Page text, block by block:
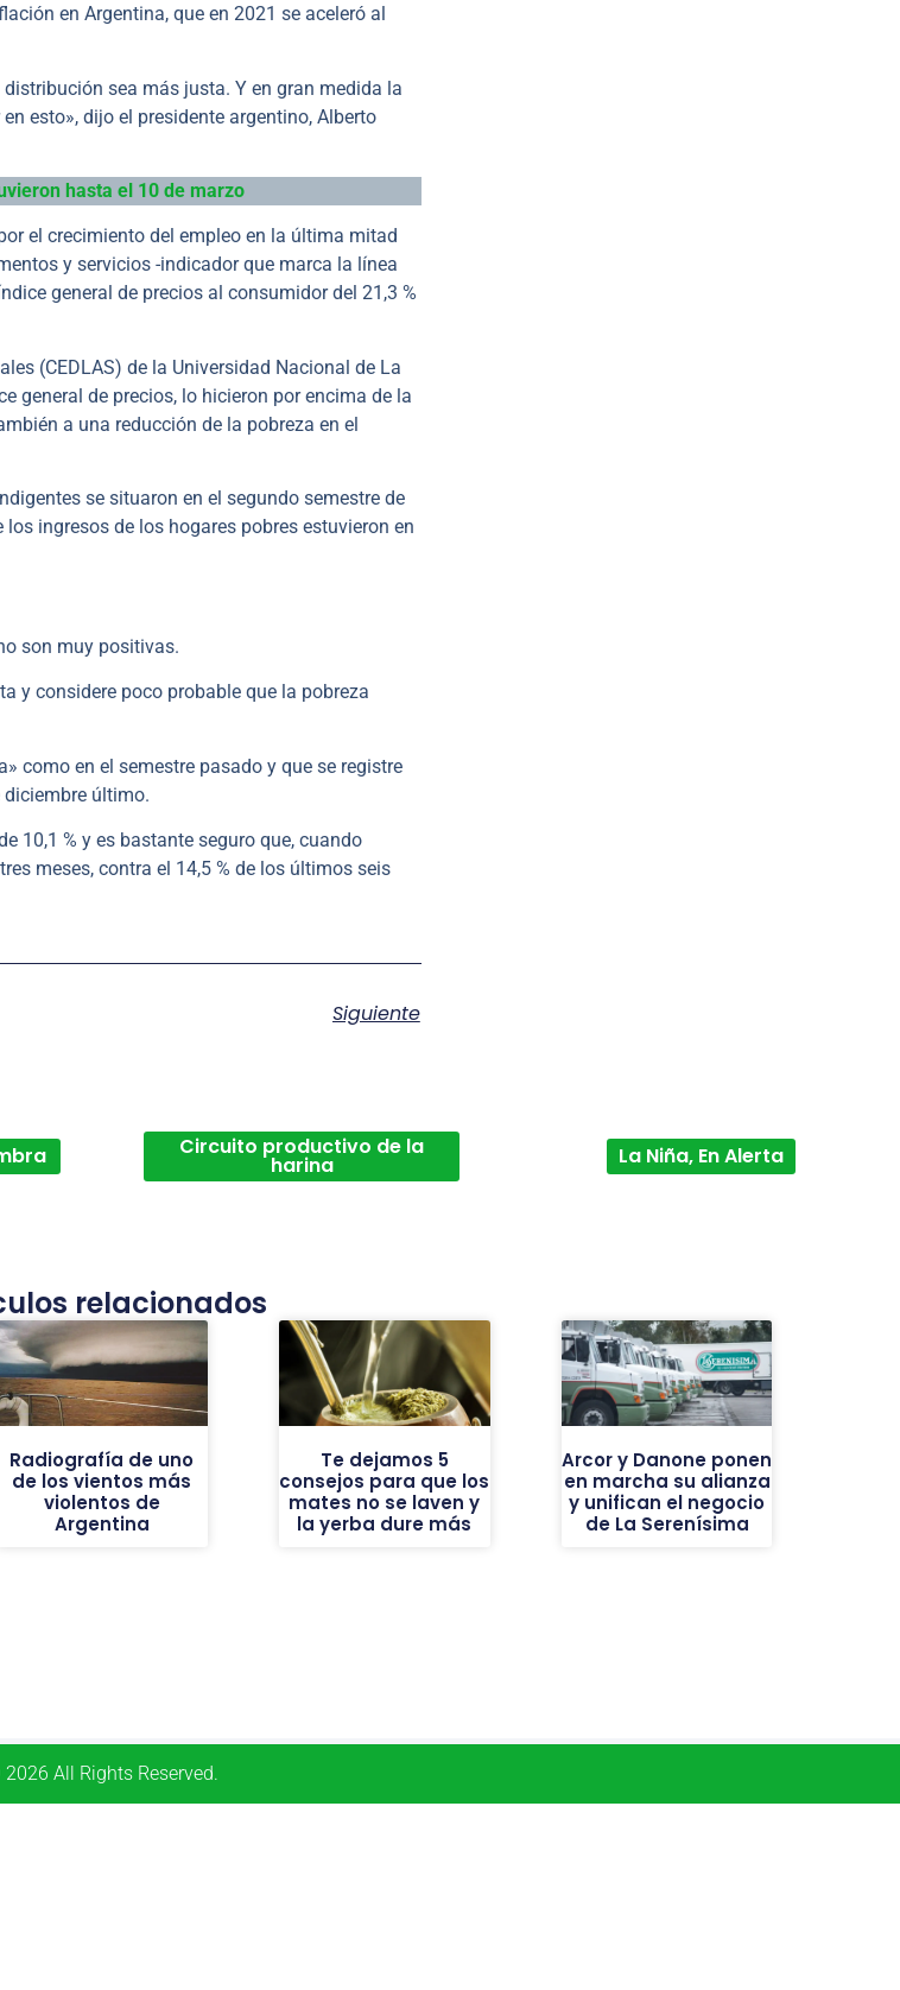
en Argentina, que en 2021 se aceleró al
sea más justa. Y en gran medida la
esto», dijo el presidente argentino, Alberto
hasta el 10 de marzo
el crecimiento del empleo en la última mitad
y servicios -indicador que marca la línea
general de precios al consumidor del 21,3 %
(CEDLAS) de la Universidad Nacional de La
general de precios, lo hicieron por encima de la
a una reducción de la pobreza en el
se situaron en el segundo semestre de
ingresos de los hogares pobres estuvieron en
son muy positivas.
y considere poco probable que la pobreza
como en el semestre pasado y que se registre
último.
10,1 % y es bastante seguro que, cuando
meses, contra el 14,5 % de los últimos seis
Siguiente
Circuito productivo de la
harina La Niña, En Alerta
relacionados
Radiografía de uno
de los vientos más
violentos de
Argentina
Te dejamos 5
consejos para que los
mates no se laven y
la yerba dure más
Arcor y Danone ponen
en marcha su alianza
y unifican el negocio
de La Serenísima
All Rights Reserved.